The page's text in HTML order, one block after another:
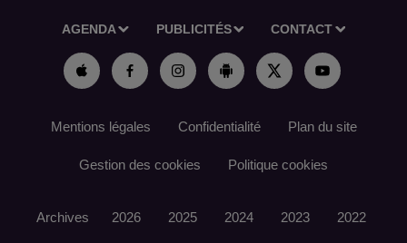
AGENDA PUBLICITÉS CONTACT
Mentions légales Confidentialité Plan du site
Gestion des cookies Politique cookies
Archives 2026 2025 2024 2023 2022